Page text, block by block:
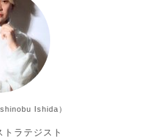
Ishida）
ラテジスト